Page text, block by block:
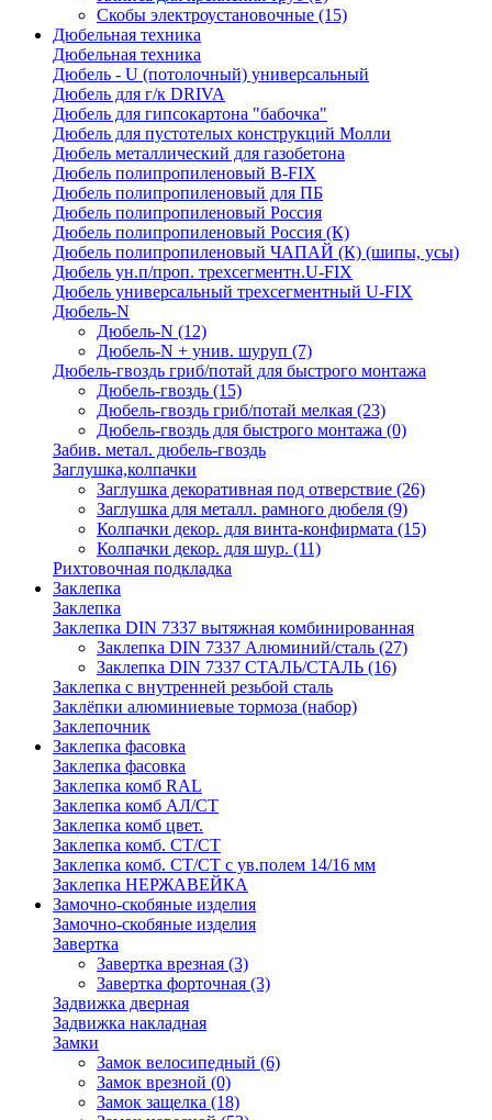
Скобы электроустановочные (15)
Дюбельная техника
Дюбельная техника
Дюбель - U (потолочный) универсальный
Дюбель для г/к DRIVA
Дюбель для гипсокартона "бабочка"
Дюбель для пустотелых конструкций Молли
Дюбель металлический для газобетона
Дюбель полипропиленовый В-FIX
Дюбель полипропиленовый для ПБ
Дюбель полипропиленовый Россия
Дюбель полипропиленовый Россия (К)
Дюбель полипропиленовый ЧАПАЙ (К) (шипы, усы)
Дюбель ун.п/проп. трехсегментн.U-FIX
Дюбель универсальный трехсегментный U-FIX
Дюбель-N
Дюбель-N (12)
Дюбель-N + унив. шуруп (7)
Дюбель-гвоздь гриб/потай для быстрого монтажа
Дюбель-гвоздь (15)
Дюбель-гвоздь гриб/потай мелкая (23)
Дюбель-гвоздь для быстрого монтажа (0)
Забив. метал. дюбель-гвоздь
Заглушка,колпачки
Заглушка декоративная под отверствие (26)
Заглушка для металл. рамного дюбеля (9)
Колпачки декор. для винта-конфирмата (15)
Колпачки декор. для шур. (11)
Рихтовочная подкладка
Заклепка
Заклепка
Заклепка DIN 7337 вытяжная комбинированная
Заклепка DIN 7337 Алюминий/сталь (27)
Заклепка DIN 7337 СТАЛЬ/СТАЛЬ (16)
Заклепка с внутренней резьбой сталь
Заклёпки алюминиевые тормоза (набор)
Заклепочник
Заклепка фасовка
Заклепка фасовка
Заклепка комб RAL
Заклепка комб АЛ/СТ
Заклепка комб цвет.
Заклепка комб. СТ/СТ
Заклепка комб. СТ/СТ с ув.полем 14/16 мм
Заклепка НЕРЖАВЕЙКА
Замочно-скобяные изделия
Замочно-скобяные изделия
Завертка
Завертка врезная (3)
Завертка форточная (3)
Задвижка дверная
Задвижка накладная
Замки
Замок велосипедный (6)
Замок врезной (0)
Замок защелка (18)